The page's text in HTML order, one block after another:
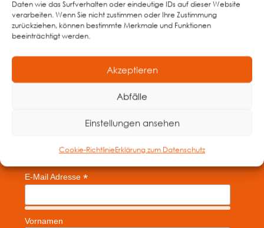
Daten wie das Surfverhalten oder eindeutige IDs auf dieser Website
verarbeiten. Wenn Sie nicht zustimmen oder Ihre Zustimmung
zurückziehen, können bestimmte Merkmale und Funktionen
beeinträchtigt werden.
Akzeptieren
Abfälle
Einstellungen ansehen
Cookie-RichtlinieErklärung zum Datenschutz
info[at]yookr.org
Oder besuchen Sie
*
E-Mail Adresse*
Vornamen